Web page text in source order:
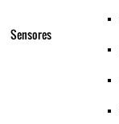
Sensores